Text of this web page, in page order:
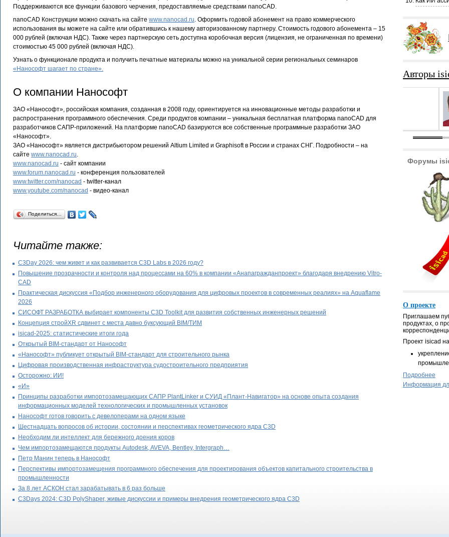
Поддерживаются все функции базового черчения, предоставляемые средствами nanoCAD.
nanoCAD Конструкции можно скачать на сайте www.nanocad.ru. Оформить годовой абонемент на право коммерческого
использования вы можете на сайте или обратившись к нашему авторизованному партнеру. Стоимость годового абонемента – 15
000 рублей (включая НДС). Также через партнерскую сеть доступна коробочная версия (лицензия, не ограниченная по времени)
стоимостью 45 000 рублей (включая НДС).
Узнать о функционале продукта и получить печатные материалы можно на уникальной серии региональных семинаров
«Нанософт шагает по стране».
О компании Нанософт
ЗАО «Нанософт», российская компания, созданная в 2008 году, ориентируется на инновационные методы разработки и
распространения программного обеспечения. Среди продуктов компании – уникальная бесплатная платформа nanoCAD для
разработчиков САПР-приложений. На платформе nanoCAD базируются все собственные программные разработки ЗАО
«Нанософт».
ЗАО «Нанософт» является дистрибьютором решений Altium Limited и Graphisoft в России и странах СНГ. Подробности – на
сайте www.nanocad.ru.
www.nanocad.ru - сайт компании
www.forum.nanocad.ru - конференция пользователей
www.twitter.com/nanocad - twitter-канал
www.youtube.com/nanocad - видео-канал
Поделиться…
Читайте также:
C3Day 2026: чем живет и как развивается C3D Labs в 2026 году?
Повышение прозрачности и контроля над процессами на 60% в компании «Анапагражданпроект» благодаря внедрению Vitro-
CAD
Практическая дискуссия «Подбор инженерного оборудования для цифровых проектов в современных реалиях» на Aquaflame
2026
СИСОФТ РАЗРАБОТКА выбирает компоненты C3D Toolkit для развития собственных инженерных решений
Концепция стройXR сдвинет с места давно буксующий BIM/ТИМ
isicad-2025: статистические итоги года
Открытый BIM-стандарт от Нанософт
«Нанософт» публикует открытый BIM-стандарт для строительного рынка
Цифровая производственная инфраструктура судостроительного предприятия
Осторожно: ИИ!
«И»
Принципы разработки импортозамещающих САПР PlantLinker и СУИД «Плант-Навигатор» на основе опыта создания
информационных моделей технологических и промышленных установок
Нанософт готов говорить с девелоперами на одном языке
Шестнадцать вопросов об истории, состоянии и перспективах геометрического ядра C3D
Необходим ли интеллект для бережного доения коров
Чем импортозамещаются продукты Autodesk, AVEVA, Bentley, Intergraph…
Петр Манин теперь в Нанософт
Перспективы импортозамещения программного обеспечения для проектирования объектов капитального строительства в
промышленности
За 8 лет АСКОН стал зарабатывать в 6 раз больше
C3Days 2024: C3D PolyShaper, живые дискуссии и примеры внедрения геометрического ядра C3D
Авторы
Форумы
О проекте
Приглашаем
продуктах, о
Проект isicad
Подробнее
Информация